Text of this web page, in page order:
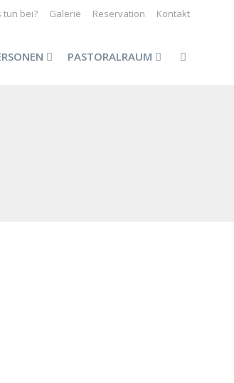
tun bei? Galerie Reservation Kontakt
PASTORALRAUM